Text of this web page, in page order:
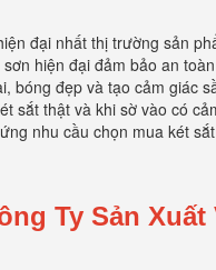
đại nhất thị trường sản
hiện đại đảm bảo an
đẹp và tạo cảm giác
thật và khi sờ vào có
nhu cầu chọn mua két
Ty Sản